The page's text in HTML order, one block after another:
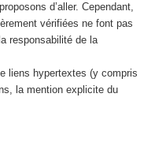
d’aller. Cependant,
vérifiées ne font pas
responsabilité de la
liens hypertextes (y compris
la mention explicite du